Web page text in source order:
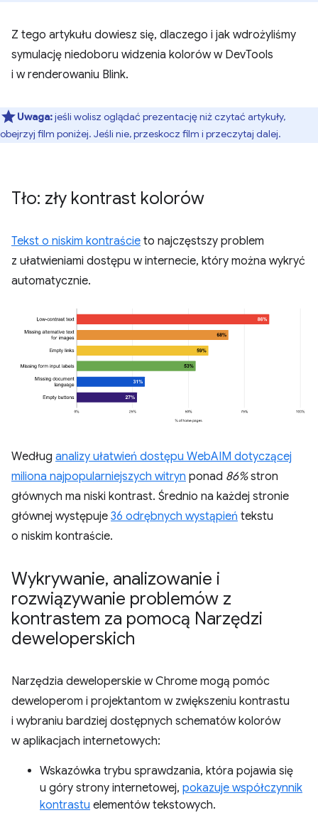
Z tego artykułu dowiesz się, dlaczego i jak wdrożyliśmy
symulację niedoboru widzenia kolorów w DevTools
i w renderowaniu Blink.
Uwaga:jeśli wolisz oglądać prezentację niż czytać artykuły,
obejrzyj film poniżej. Jeśli nie, przeskocz film i przeczytaj dalej.
Tło: zły kontrast kolorów
Tekst o niskim kontraście to najczęstszy problem
z ułatwieniami dostępu w internecie, który można wykryć
automatycznie.
Według analizy ułatwień dostępu WebAIM dotyczącej
miliona najpopularniejszych witryn ponad 86%stron
głównych ma niski kontrast. Średnio na każdej stronie
głównej występuje 36 odrębnych wystąpień tekstu
o niskim kontraście.
Wykrywanie, analizowanie i
rozwiązywanie problemów z
kontrastem za pomocą Narzędzi
deweloperskich
Narzędzia deweloperskie w Chrome mogą pomóc
deweloperom i projektantom w zwiększeniu kontrastu
i wybraniu bardziej dostępnych schematów kolorów
w aplikacjach internetowych:
Wskazówka trybu sprawdzania, która pojawia się
u góry strony internetowej, pokazuje współczynnik
kontrastu elementów tekstowych.